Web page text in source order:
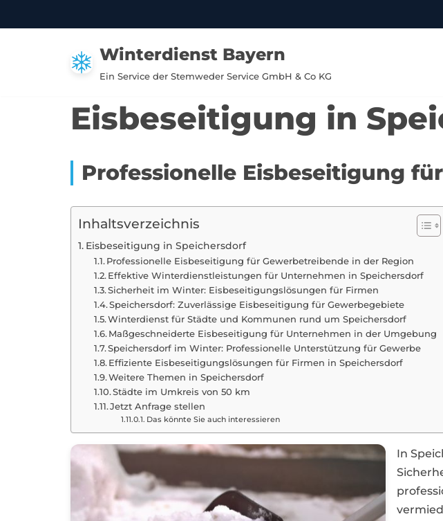
Winterdienst Bayern
Ein Service der Stemweder Service GmbH & Co KG
Eisbeseitigung in
Professionelle Eisbeseitigung
Inhaltsverzeichnis
Eisbeseitigung in Speichersdorf
Professionelle Eisbeseitigung für Gewerbetreibende in der Region
Effektive Winterdienstleistungen für Unternehmen in Speichersdorf
Sicherheit im Winter: Eisbeseitigungslösungen für Firmen
Speichersdorf: Zuverlässige Eisbeseitigung für Gewerbegebiete
Winterdienst für Städte und Kommunen rund um Speichersdorf
Maßgeschneiderte Eisbeseitigung für Unternehmen in der Umgebung
Speichersdorf im Winter: Professionelle Unterstützung für Gewerbe
Effiziente Eisbeseitigungslösungen für Firmen in Speichersdorf
Weitere Themen in Speichersdorf
Städte im Umkreis von 50 km
Jetzt Anfrage stellen
Das könnte Sie auch interessieren
In